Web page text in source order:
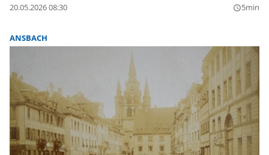
20.05.2026 08:30 query_builder5min
ANSBACH